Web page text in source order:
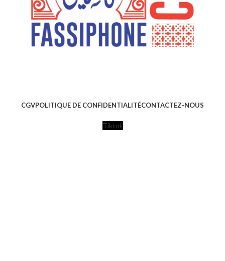
CGVPOLITIQUE DE CONFIDENTIALITÉCONTACTEZ-NOUS
Tiktok